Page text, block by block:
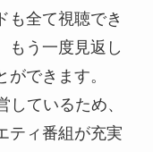
も全て視聴でき
もう一度見返し
できます。
ているため、
ティ番組が充実